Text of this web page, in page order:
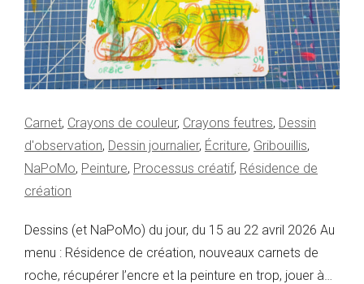
Carnet, Crayons de couleur, Crayons feutres, Dessin
d'observation, Dessin journalier, Écriture, Gribouillis,
NaPoMo, Peinture, Processus créatif, Résidence de
création
Dessins (et NaPoMo) du jour, du 15 au 22 avril 2026 Au
menu : Résidence de création, nouveaux carnets de
roche, récupérer l’encre et la peinture en trop, jouer à…